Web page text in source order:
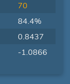
70
84.4%
0.8437
-1.0866